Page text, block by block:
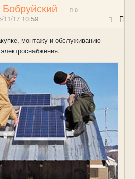
0
11/17 10:59
монтажу и обслуживанию